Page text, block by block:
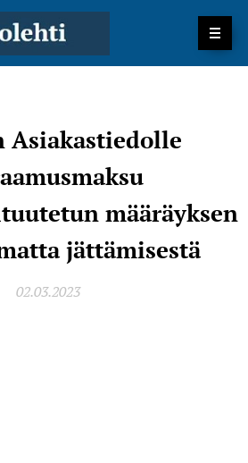
Asiakastiedolle
määräyksen
jättämisestä
02.03.2023